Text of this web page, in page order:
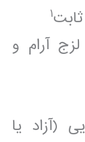
١
آرام و
(آزاد يا